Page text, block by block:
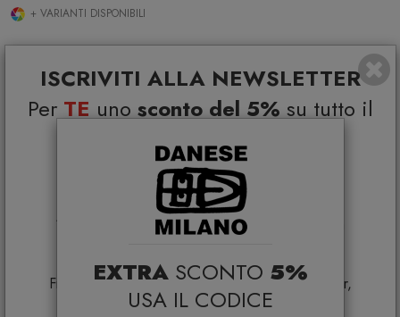
ISCRIVITI ALLA NEWSLETTER
Per TE uno sconto del 5% su tutto il
catalogo e
Coupon esclusivi su brand
selezionati*
*Coupon non cumulabile con altre promo e non
Smeg, Bontempi Casa, Samsonite, BBB Italia,
Franke, Gufram, Memphis, Plust, Samsung, Faber,
Dunavox, Zafferano, VG, Slide
EXTRA SCONTO 5%
USA IL CODICE
+ VARIANTI DISPONIBILI